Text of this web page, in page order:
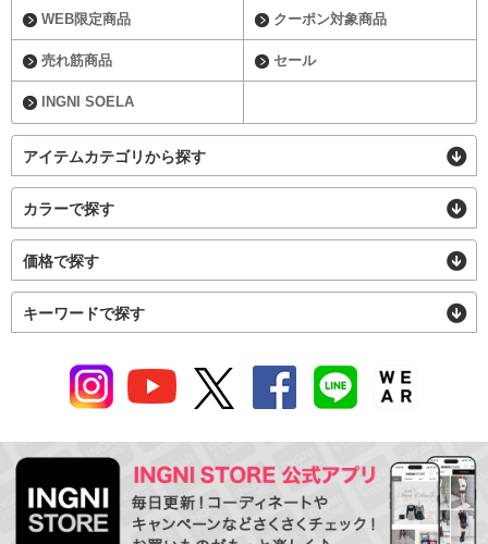
WEB限定商品 クーポン対象商品
売れ筋商品 セール
INGNI SOELA
アイテムカテゴリから探す
カラーで探す
価格で探す
キーワードで探す